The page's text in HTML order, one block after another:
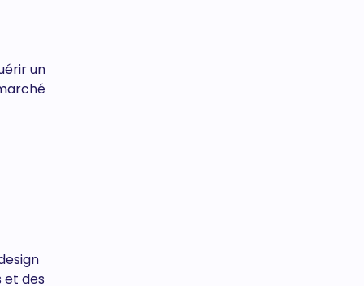
un
et des